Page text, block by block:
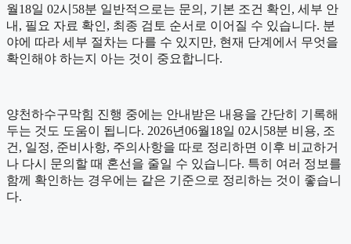
월18일 02시58분 일반적으로는 문의, 기본 조건 확인, 세부 안
내, 필요 자료 확인, 최종 검토 순서로 이어질 수 있습니다. 분
야에 따라 세부 절차는 다를 수 있지만, 현재 단계에서 무엇을
확인해야 하는지 아는 것이 중요합니다.
양천하수구막힘 진행 중에는 안내받은 내용을 간단히 기록해
두는 것도 도움이 됩니다. 2026년06월18일 02시58분 비용, 조
건, 일정, 준비사항, 주의사항을 따로 정리하면 이후 비교하거
나 다시 문의할 때 혼선을 줄일 수 있습니다. 특히 여러 정보를
함께 확인하는 경우에는 같은 기준으로 정리하는 것이 좋습니
다.